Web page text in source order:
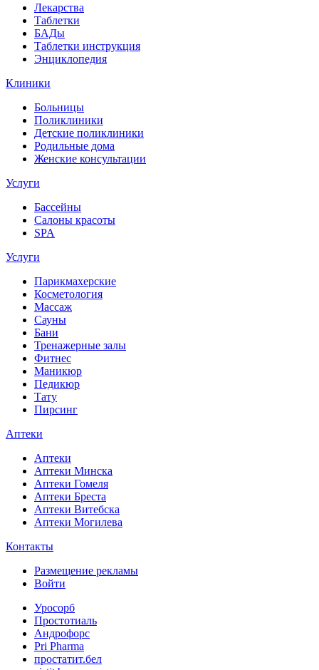
Лекарства
Таблетки
БАДы
Таблетки инструкция
Энциклопедия
Клиники
Больницы
Поликлиники
Детские поликлиники
Родильные дома
Женские консультации
Услуги
Бассейны
Салоны красоты
SPA
Услуги
Парикмахерские
Косметология
Массаж
Сауны
Бани
Тренажерные залы
Фитнес
Маникюр
Педикюр
Тату
Пирсинг
Аптеки
Аптеки
Аптеки Минска
Аптеки Гомеля
Аптеки Бреста
Аптеки Витебска
Аптеки Могилева
Контакты
Размещение рекламы
Войти
Уросорб
Простотиаль
Андрофорс
Pri Pharma
простатит.бел